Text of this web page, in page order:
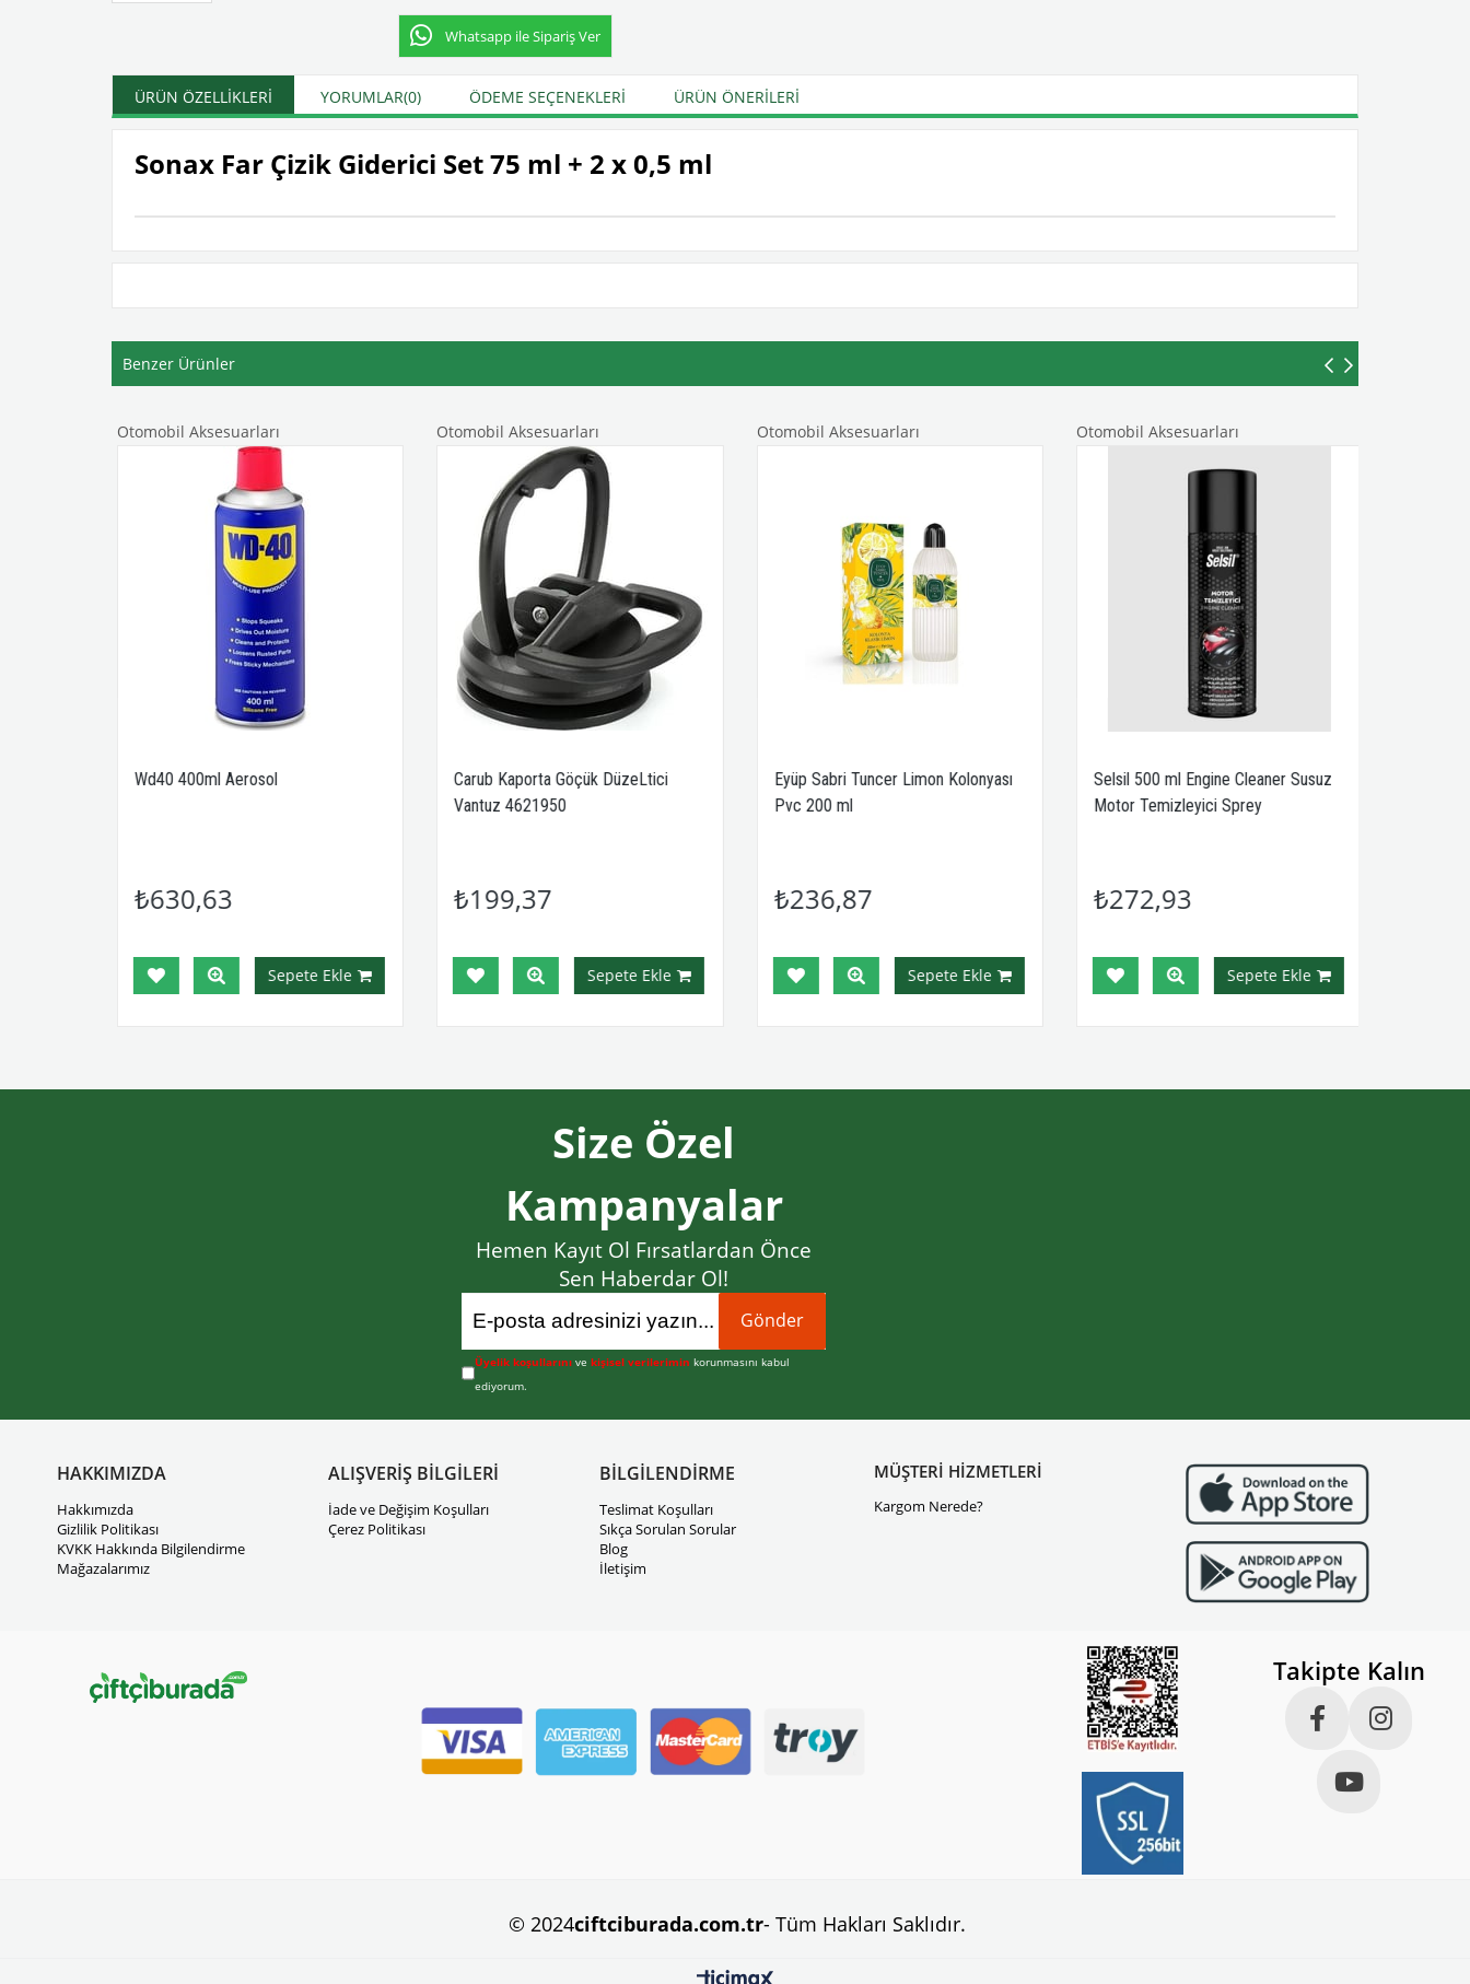
Whatsapp ile Sipariş Ver
ÜRÜN ÖZELLIKLERI YORUMLAR(0) ÖDEME SEÇENEKLERI ÜRÜN ÖNERILERI
Sonax Far Çizik Giderici Set 75 ml + 2 x 0,5 ml
Benzer Ürünler
Otomobil Aksesuarları
Wd40 400ml Aerosol
₺630,63
Sepete Ekle
Otomobil Aksesuarları
Carub Kaporta Göçük DüzeLtici
Vantuz 4621950
₺199,37
Sepete Ekle
Otomobil Aksesuarları
Eyüp Sabri Tuncer Limon Kolonyası
Pvc 200 ml
₺236,87
Sepete Ekle
Otomobil Aksesuarları
Selsil 500 ml Engine Cleaner Susuz
Motor Temizleyici Sprey
₺272,93
Sepete Ekle
Size Özel
Kampanyalar
Hemen Kayıt Ol Fırsatlardan Önce
Sen Haberdar Ol!
Gönder
Üyelik koşullarını vekişisel verilerimin korunmasını kabul
ediyorum.
HAKKIMIZDA
Hakkımızda
Gizlilik Politikası
KVKK Hakkında Bilgilendirme
Mağazalarımız
ALIŞVERİŞ BİLGİLERİ
İade ve Değişim Koşulları
Çerez Politikası
BİLGİLENDİRME
Teslimat Koşulları
Sıkça Sorulan Sorular
Blog
İletişim
MÜŞTERİ HİZMETLERİ
Kargom Nerede?
Takipte Kalın
© 2024ciftciburada.com.tr- Tüm Hakları Saklıdır.